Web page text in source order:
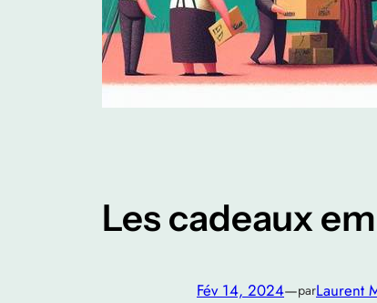
Les cadeaux
Fév 14, 2024—parLaurent